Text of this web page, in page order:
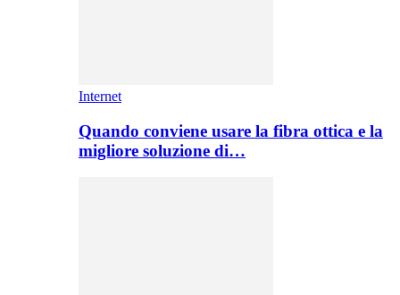
Internet
Quando conviene usare la fibra ottica e la
migliore soluzione di…